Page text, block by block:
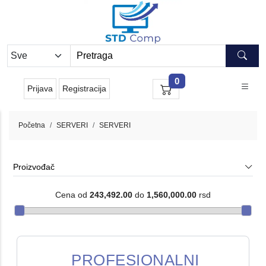
Prijava Registracija
0
Početna SERVERI SERVERI
Proizvođač
Cena od 243,492.00 do 1,560,000.00 rsd
PROFESIONALNI